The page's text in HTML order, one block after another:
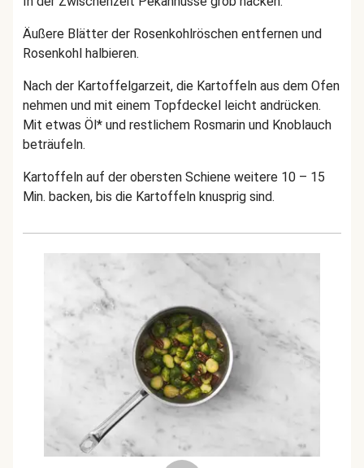
Äußere Blätter der Rosenkohlröschen entfernen und
Rosenkohl halbieren.
Nach der Kartoffelgarzeit, die Kartoffeln aus dem Ofen
nehmen und mit einem Topfdeckel leicht andrücken.
Mit etwas Öl* und restlichem Rosmarin und Knoblauch
beträufeln.
Kartoffeln auf der obersten Schiene weitere 10 – 15
Min. backen, bis die Kartoffeln knusprig sind.